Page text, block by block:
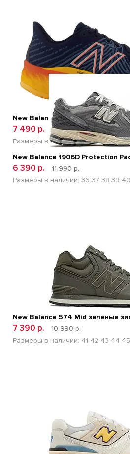
New Balance Fresh Foam X
7 490 р.
18 990 р.
Размеры в наличии:41 42 43 44 45
New Balance 1906D Protection
6 390 р.
11 990 р.
Размеры в наличии: 36 37 38 39 40
New Balance 574 Mid зеленые
7 390 р.
10 990 р.
Размеры в наличии: 41 42 43 44 45